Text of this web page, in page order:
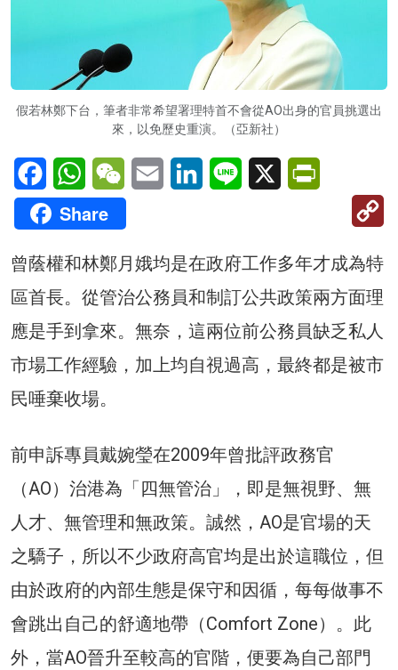
假若林鄭下台，筆者非常希望署理特首不會從AO出身的官員挑選出
來，以免歷史重演。（亞新社）
FacebookWhatsAppWeChatEmail LinkedInLine X
Share
曾蔭權和林鄭月娥均是在政府工作多年才成為特
區首長。從管治公務員和制訂公共政策兩方面理
應是手到拿來。無奈，這兩位前公務員缺乏私人
市場工作經驗，加上均自視過高，最終都是被市
民唾棄收場。
前申訴專員戴婉瑩在2009年曾批評政務官
（AO）治港為「四無管治」，即是無視野、無
人才、無管理和無政策。誠然，AO是官場的天
之驕子，所以不少政府高官均是出於這職位，但
由於政府的內部生態是保守和因循，每每做事不
會跳出自己的舒適地帶（Comfort Zone）。此
外，當AO晉升至較高的官階，便要為自己部門